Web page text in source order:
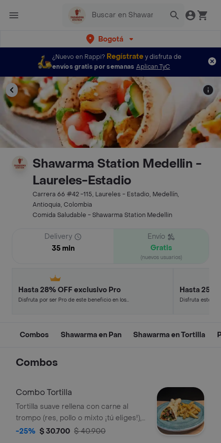
Bogotá
¿Nuevo en Rappi? Regístratey disfruta de
envíos gratis por semanas Aplican TyC
Shawarma Station Medellin -
Laureles-Estadio
Carrera 66 #42 -115, Laureles - Estadio, Medellín,
Antioquia, Colombia
Comida Saludable - Shawarma Station Medellin
Delivery
35 min
Envío
Gratis
(nuevos usuarios)
Hasta 28% OFF exclusivo Pro
Disfruta por ser Pro de este beneficio en los
Hasta 25%
Disfruta este
Combos Shawarma en Pan Shawarma en Tortilla
Combos
Combo Tortilla
Tortilla suave rellena con carne al
trompo (res, pollo o mixto ¡tú eliges!),
ensalada clásica o tabule, queso
-25% $ 30.700 $ 40.900